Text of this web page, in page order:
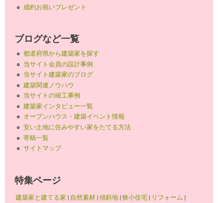
成約お祝いプレゼント
ブログなど一覧
都道府県から建築家を探す
当サイト会員の設計事例
当サイト建築家のブログ
建築関連ノウハウ
当サイトの竣工事例
建築家インタビュー一覧
オープンハウス・建築イベント情報
安い土地に住みやすい家をたてる方法
寄稿一覧
サイトマップ
特集ページ
建築家と建てる家 | 自然素材|傾斜地|狭小住宅| リフォーム |